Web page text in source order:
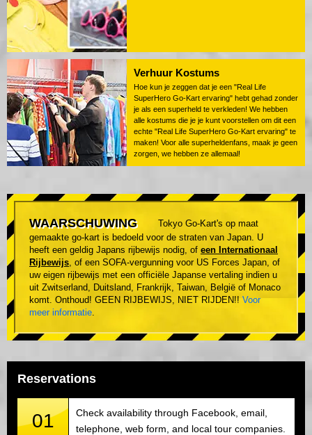
Verhuur Kostums
Hoe kun je zeggen dat je een "Real Life
SuperHero Go-Kart ervaring" hebt gehad zonder
je als een superheld te verkleden! We hebben
alle kostums die je je kunt voorstellen om dit een
echte "Real Life SuperHero Go-Kart ervaring" te
maken! Voor alle superheldenfans, maak je geen
zorgen, we hebben ze allemaal!
WAARSCHUWING
Tokyo Go-Kart's op maat
gemaakte go-kart is bedoeld voor de straten van Japan. U
heeft een geldig Japans rijbewijs nodig, of een Internationaal
Rijbewijs , of een SOFA-vergunning voor US Forces Japan, of
uw eigen rijbewijs met een officiële Japanse vertaling indien u
uit Zwitserland, Duitsland, Frankrijk, Taiwan, België of Monaco
komt. Onthoud! GEEN RIJBEWIJS, NIET RIJDEN!! Voor
meer informatie
Reservations
01
Check availability through Facebook, email,
telephone, web form, and local tour companies.